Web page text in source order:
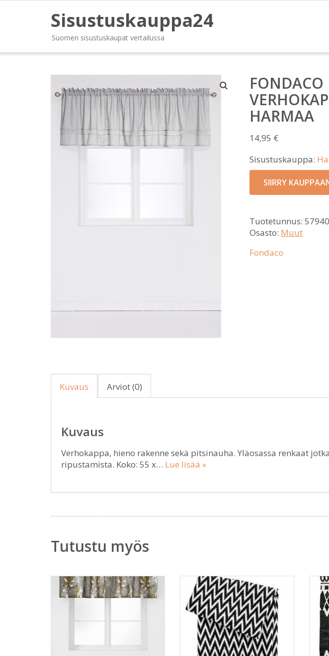
Sisustuskauppa24
Suomen sisustuskaupat vertailussa
FONDACO
HARMAA
14,95 €
Sisustuskauppa:
SIIRRY
Tuotetunnus:
Osasto: Muut
Fondaco
Kuvaus Arviot (0)
Kuvaus
Verhokappa, hieno rakenne sekä pitsinauha. Yläosassa renkaat
ripustamista. Koko: 55 x… Lue lisää »
Tutustu myös